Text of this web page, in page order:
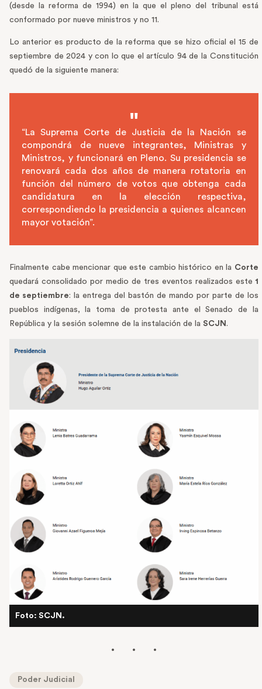
(desde la reforma de 1994) en la que el pleno del tribunal está
conformado por nueve ministros y no 11.
Lo anterior es producto de la reforma que se hizo oficial el 15 de
septiembre de 2024 y con lo que el artículo 94 de la Constitución
quedó de la siguiente manera:
“La Suprema Corte de Justicia de la Nación se
compondrá de nueve integrantes, Ministras y
Ministros, y funcionará en Pleno. Su presidencia se
renovará cada dos años de manera rotatoria en
función del número de votos que obtenga cada
candidatura en la elección respectiva,
correspondiendo la presidencia a quienes alcancen
mayor votación”.
Finalmente cabe mencionar que este cambio histórico en la Corte
quedará consolidado por medio de tres eventos realizados este 1
de septiembre: la entrega del bastón de mando por parte de los
pueblos indígenas, la toma de protesta ante el Senado de la
República y la sesión solemne de la instalación de la SCJN .
Foto: SCJN.
Poder Judicial